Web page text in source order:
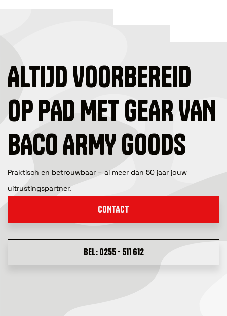
ALTIJD VOORBEREID
OP PAD MET GEAR VAN
BACO ARMY GOODS
Praktisch en betrouwbaar – al meer dan 50 jaar jouw
uitrustingspartner.
CONTACT
BEL: 0255 - 511 612